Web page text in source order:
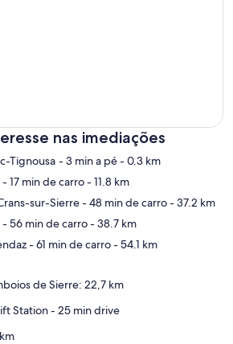
Mapa
nas imediações
Tignousa - 3 min a pé- 0.3 km
- 17 min de carro- 11.8 km
sur-Sierre- 48 min de carro- 37.2 km
- 56 min de carro- 38.7 km
- 61 min de carro- 54.1 km
de Sierre: 22,7 km
Station - 25 min drive